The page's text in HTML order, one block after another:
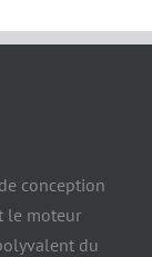
conception
le moteur
du